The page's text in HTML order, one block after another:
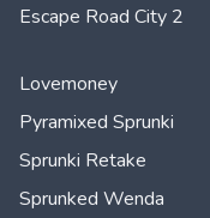
Escape Road City 2
Lovemoney
Pyramixed Sprunki
Sprunki Retake
Sprunked Wenda